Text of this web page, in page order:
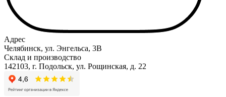
Адрес
Челябинск, ул. Энгельса, 3В
Склад и производство
142103, г. Подольск, ул. Рощинская, д. 22